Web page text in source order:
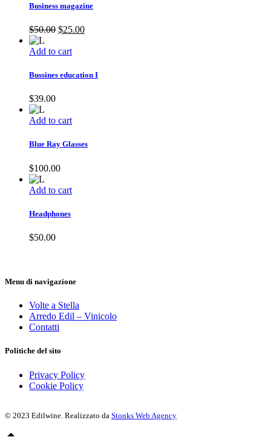
Business magazine
$50.00 Original
was:
$25.00Current
Add to cart
Bussines education I
$39.00
Add to cart
Blue Ray Glasses
$100.00
Add to cart
Headphones
$50.00
Menu di navigazione
Volte a Stella
Arredo Edil – Vinicolo
Contatti
Politiche del sito
Privacy Policy
Cookie Policy
© 2023 Edilwine. Realizzato da Stonks Web Agency